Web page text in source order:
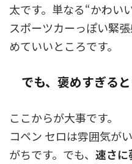
太です。単なる“かわい
スポーツカーっぽい緊
めていいところです。
でも、褒めすぎる
ここからが大事です。
コペン セロは雰囲気が
がちです。でも、 速さに